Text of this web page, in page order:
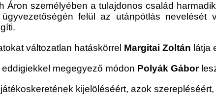
Áron személyében a tulajdonos család
felül az utánpótlás nevelését
változatlan hatáskörrel Margitai Zoltán látja
megegyező módon Polyák Gábor
kijelöléséért, azok